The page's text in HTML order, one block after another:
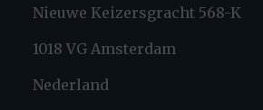
Nieuwe Keizersgracht 568-K
1018 VG Amsterdam
Nederland